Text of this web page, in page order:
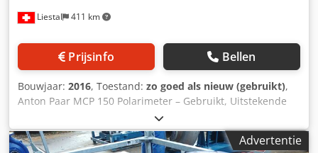
Liestal 411 km
Prijsinfo Bellen
Bouwjaar: 2016, Toestand: zo goed als nieuw (gebruikt),
Anton Paar MCP 150 Polarimeter – Gebruikt, Uitstekende
Staat Deze Anton Paar MCP 150 Polarimeter wordt u
aangeboden in uitstekende staat, afkomstig van een goed
onderhouden GMP-conform laboratorium. Ideaal voor
Advertentie